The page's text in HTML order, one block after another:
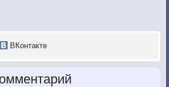
ВКонтакте